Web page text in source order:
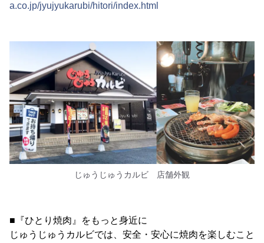
a.co.jp/jyujyukarubi/hitori/index.html
じゅうじゅうカルビ 店舗外観
■『ひとり焼肉』をもっと身近に
じゅうじゅうカルビでは、安全・安心に焼肉を楽しむこと